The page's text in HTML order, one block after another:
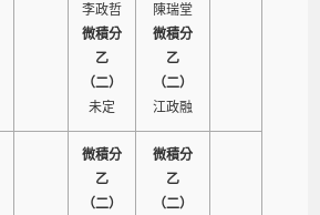
李政哲
微積分
乙
（二）
未定
陳瑞堂
微積分
乙
（二）
江政融
微積分
乙
（二）
微積分
乙
（二）